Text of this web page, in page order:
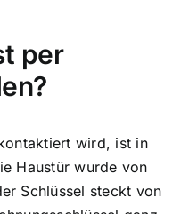
per
wird, ist in
Haustür wurde von
Schlüssel steckt von